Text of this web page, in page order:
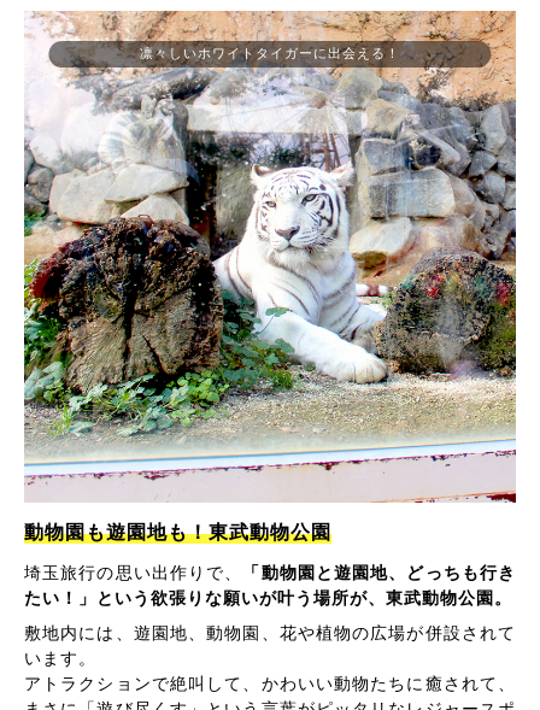
凛々しいホワイトタイガーに出会える！
動物園も遊園地も！東武動物公園
埼玉旅行の思い出作りで、
「動物園と遊園地、どっちも行き
たい！」という欲張りな願いが叶う場所が、東武動物公園。
敷地内には、遊園地、動物園、花や植物の広場が併設されて
います。
アトラクションで絶叫して、かわいい動物たちに癒されて、